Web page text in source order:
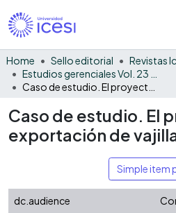
Home Sello editorial Revistas
Caso de estudio. El
exportación de
Simple item
dc.audience